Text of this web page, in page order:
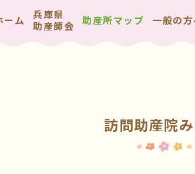
ーム
兵庫県
助産師会
助産所マップ 一般の
訪問助産院